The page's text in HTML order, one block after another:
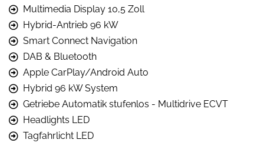
Multimedia Display 10,5 Zoll
Hybrid-Antrieb 96 kW
Smart Connect Navigation
DAB & Bluetooth
Apple CarPlay/Android Auto
Hybrid 96 kW System
Getriebe Automatik stufenlos - Multidrive ECVT
Headlights LED
Tagfahrlicht LED